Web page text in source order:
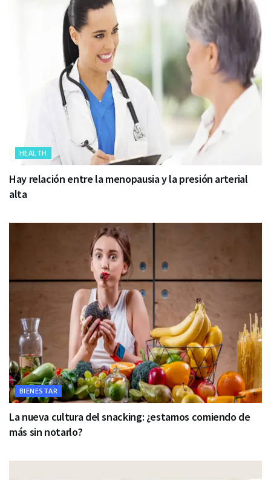
HEALTH
Hay relación entre la menopausia y la presión arterial
alta
BIENESTAR
La nueva cultura del snacking: ¿estamos comiendo de
más sin notarlo?